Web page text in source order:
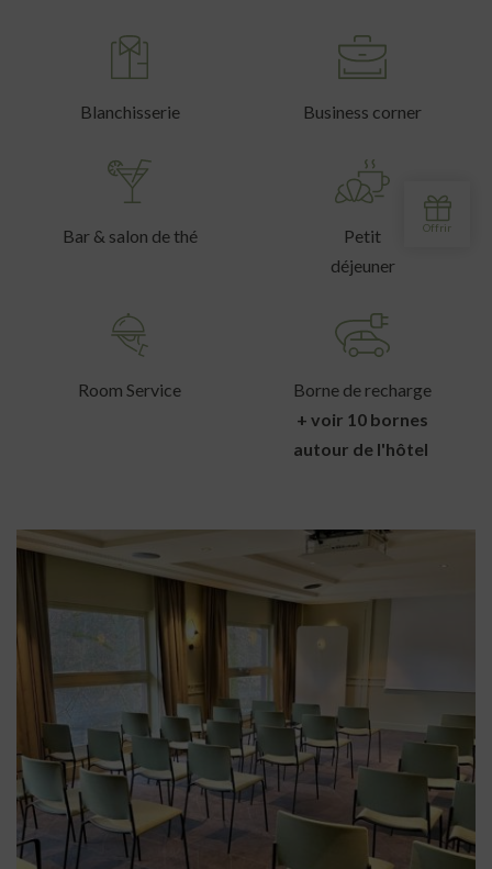
Blanchisserie Business corner
Bar & salon de thé
Petit
déjeuner
Room Service
Borne de recharge
+ voir 10 bornes
autour de l'hôtel